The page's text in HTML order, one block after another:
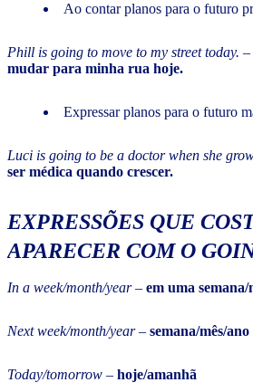
Ao contar planos para o futuro
Phill is going to move to my street today. –
mudar para minha rua hoje.
Expressar planos para o futuro
Luci is going to be a doctor when she
ser médica quando crescer.
EXPRESSÕES QUE
APARECER COM O
In a week/month/year– em uma semana/
Next week/month/year– semana/mês/
Today/tomorrow – hoje/amanhã